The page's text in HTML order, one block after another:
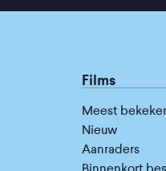
Films
Meest
Nieuw
Aanraders